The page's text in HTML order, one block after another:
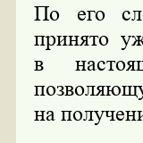
По его
принято
в
на